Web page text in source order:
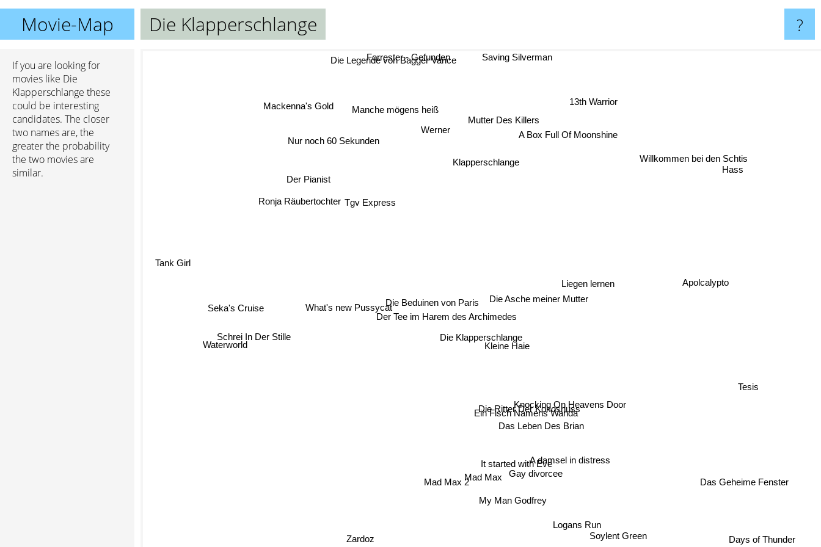
Movie-Map Die Klapperschlange ?
If you are looking for
movies like Die
Klapperschlange these
could be interesting
candidates. The closer
two names are, the
greater the probability
the two movies are
similar.
Die Klapperschlange
Ein Fisch Namens Wanda
Das Leben Des Brian
Die Ritter Der Kokosnuss
Kleine Haie
Der Tee im Harem des Archimedes
Mad Max
Knocking On Heavens Door
Die Beduinen von Paris
Klapperschlange
Mad Max 2
Die Asche meiner Mutter
What's new Pussycat
It started with Eve
A damsel in distress
Liegen lernen
Gay divorcee
Logans Run
My Man Godfrey
Soylent Green
A Box Full Of Moonshine
Apolcalypto
Mutter Des Killers
Schrei In Der Stille
Tgv Express
Seka's Cruise
Werner
Zardoz
Ronja Räubertochter
Manche mögens heiß
Tesis
13th Warrior
Der Pianist
Nur noch 60 Sekunden
Das Geheime Fenster
Hass
Willkommen bei den Schtis
Waterworld
Mackenna's Gold
Forrester - Gefunden
Die Legende von Bagger Vance
Saving Silverman
Tank Girl